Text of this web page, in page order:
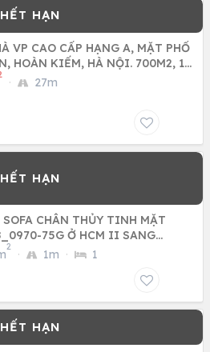
CẤP HẠNG A, MẶT PHỐ
11
· 27m
CHÂN THỦY TINH MẶT
75G Ở HCM II SANG
2
· 1m · 1